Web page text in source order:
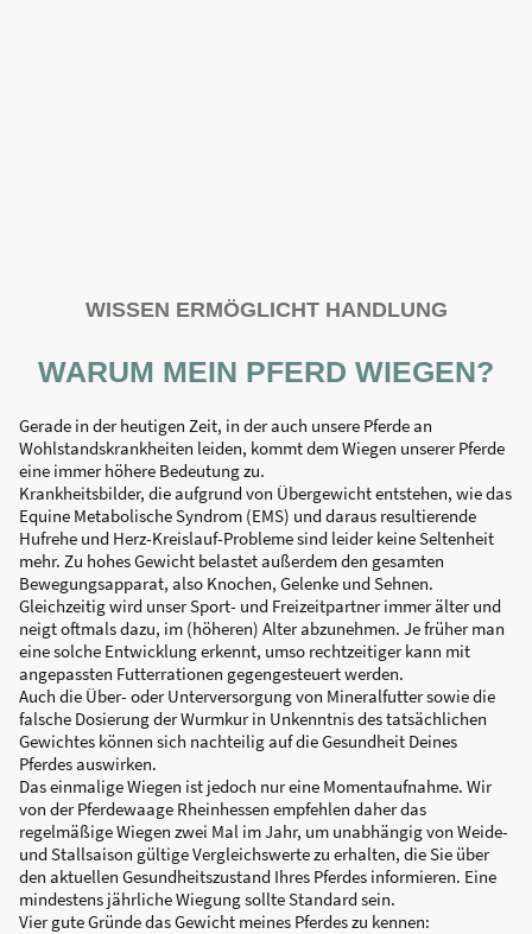
WISSEN ERMÖGLICHT HANDLUNG
WARUM MEIN PFERD WIEGEN?
Gerade in der heutigen Zeit, in der auch unsere Pferde an
Wohlstandskrankheiten leiden, kommt dem Wiegen unserer Pferde
eine immer höhere Bedeutung zu.
Krankheitsbilder, die aufgrund von Übergewicht entstehen, wie das
Equine Metabolische Syndrom (EMS) und daraus resultierende
Hufrehe und Herz-Kreislauf-Probleme sind leider keine Seltenheit
mehr. Zu hohes Gewicht belastet außerdem den gesamten
Bewegungsapparat, also Knochen, Gelenke und Sehnen.
Gleichzeitig wird unser Sport- und Freizeitpartner immer älter und
neigt oftmals dazu, im (höheren) Alter abzunehmen. Je früher man
eine solche Entwicklung erkennt, umso rechtzeitiger kann mit
angepassten Futterrationen gegengesteuert werden.
Auch die Über- oder Unterversorgung von Mineralfutter sowie die
falsche Dosierung der Wurmkur in Unkenntnis des tatsächlichen
Gewichtes können sich nachteilig auf die Gesundheit Deines
Pferdes auswirken.
Das einmalige Wiegen ist jedoch nur eine Momentaufnahme. Wir
von der Pferdewaage Rheinhessen empfehlen daher das
regelmäßige Wiegen zwei Mal im Jahr, um unabhängig von Weide-
und Stallsaison gültige Vergleichswerte zu erhalten, die Sie über
den aktuellen Gesundheitszustand Ihres Pferdes informieren. Eine
mindestens jährliche Wiegung sollte Standard sein.
Vier gute Gründe das Gewicht meines Pferdes zu kennen: